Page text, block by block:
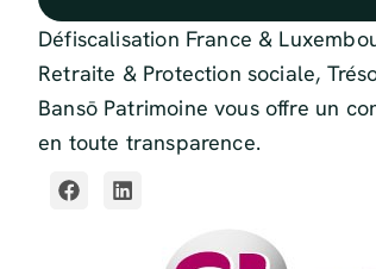
Défiscalisation France &
Retraite & Protection sociale,
Bansō Patrimoine vous offre un
en toute transparence.